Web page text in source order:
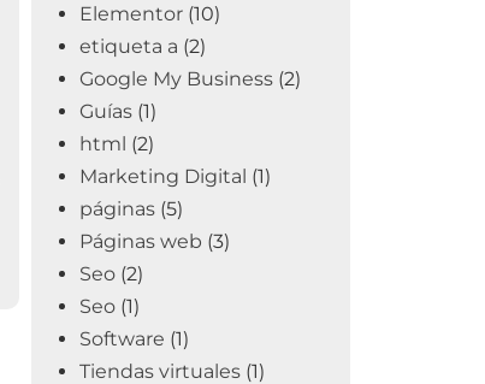
Elementor (10)
etiqueta a (2)
Google My Business (2)
Guías (1)
html (2)
Marketing Digital (1)
páginas (5)
Páginas web (3)
Seo (2)
Seo (1)
Software (1)
Tiendas virtuales (1)